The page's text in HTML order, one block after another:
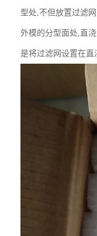
型处,不但放置过滤
外模的分型面处,直
是将过滤网设置在直